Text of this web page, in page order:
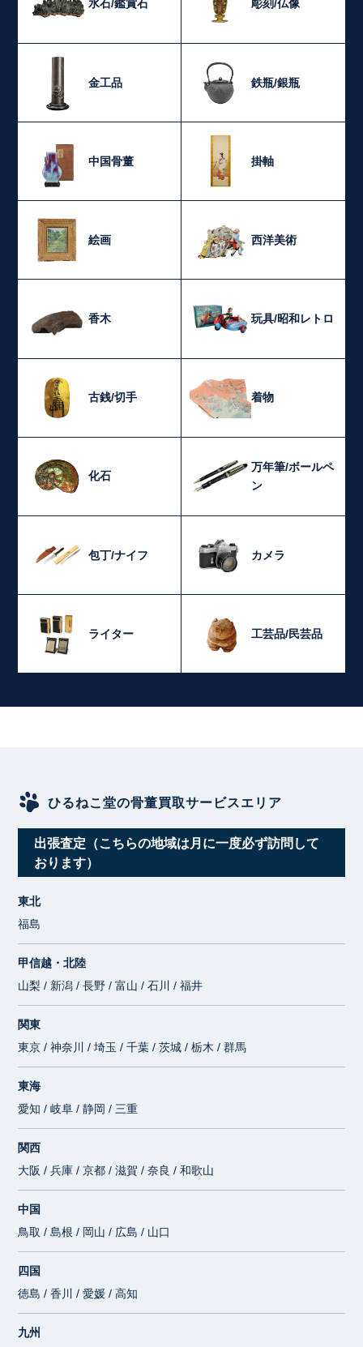
水石/鑑賞石 彫刻/仏像
金工品 鉄瓶/銀瓶
中国骨董 掛軸
絵画 西洋美術
香木 玩具/昭和レトロ
古銭/切手 着物
化石
万年筆/ボールペ
ン
包丁/ナイフ カメラ
ライター 工芸品/民芸品
ひるねこ堂の骨董買取サービスエリア
出張査定（こちらの地域は月に一度必ず訪問して
おります）
東北
福島
甲信越・北陸
山梨 / 新潟 / 長野 / 富山 / 石川 / 福井
関東
東京 / 神奈川 / 埼玉 / 千葉 / 茨城 / 栃木 / 群馬
東海
愛知 / 岐阜 / 静岡 / 三重
関西
大阪 / 兵庫 / 京都 / 滋賀 / 奈良 / 和歌山
中国
鳥取 / 島根 / 岡山 / 広島 / 山口
四国
徳島 / 香川 / 愛媛 / 高知
九州